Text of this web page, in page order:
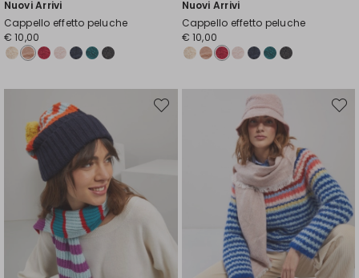
Nuovi Arrivi
Cappello effetto peluche
€ 10,00
Nuovi Arrivi
Cappello effetto peluche
€ 10,00
Sposta